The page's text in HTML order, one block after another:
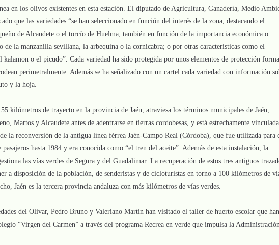
en los olivos existentes en esta estación. El diputado de Agricultura, Ganadería, Medio
que las variedades “se han seleccionado en función del interés de la zona, destacando el
de Alcaudete o el torcío de Huelma; también en función de la importancia económica o
de la manzanilla sevillana, la arbequina o la cornicabra; o por otras características como el
kalamon o el picudo”. Cada variedad ha sido protegida por unos elementos de protección
perimetralmente. Además se ha señalizado con un cartel cada variedad con información
y la hoja.
kilómetros de trayecto en la provincia de Jaén, atraviesa los términos municipales de Jaén,
Martos y Alcaudete antes de adentrarse en tierras cordobesas, y está estrechamente
la reconversión de la antigua línea férrea Jaén-Campo Real (Córdoba), que fue utilizada para
hasta 1984 y era conocida como “el tren del aceite”. Además de esta instalación, la
las vías verdes de Segura y del Guadalimar. La recuperación de estos tres antiguos
a disposición de la población, de senderistas y de cicloturistas en torno a 100 kilómetros de
Jaén es la tercera provincia andaluza con más kilómetros de vías verdes.
del Olivar, Pedro Bruno y Valeriano Martín han visitado el taller de huerto escolar que han
“Virgen del Carmen” a través del programa Recrea en verde que impulsa la